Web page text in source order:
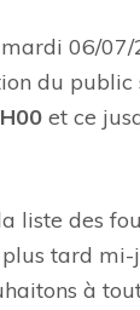
06/07/
du public
et ce
liste des
tard
à